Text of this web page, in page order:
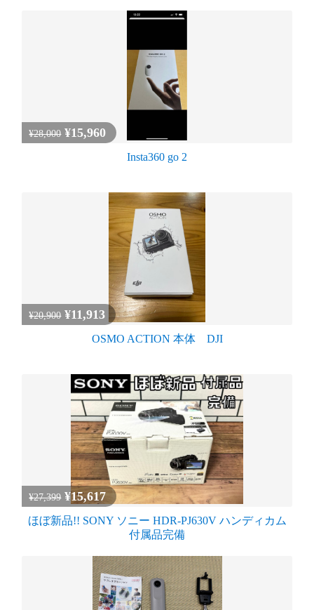
¥28,000 ¥15,960
Insta360 go 2
¥20,900 ¥11,913
OSMO ACTION 本体 DJI
¥27,399 ¥15,617
ほぼ新品!! SONY ソニー HDR-PJ630V ハンディカム
付属品完備